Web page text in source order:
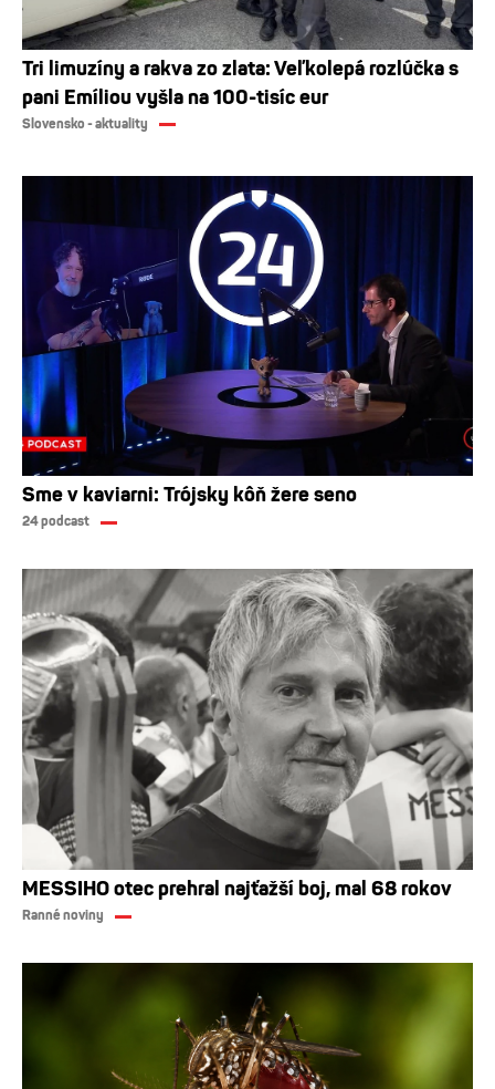
Tri limuzíny a rakva zo zlata: Veľkolepá rozlúčka s
pani Emíliou vyšla na 100-tisíc eur
Slovensko - aktuality
Sme v kaviarni: Trójsky kôň žere seno
24 podcast
MESSIHO otec prehral najťažší boj, mal 68 rokov
Ranné noviny